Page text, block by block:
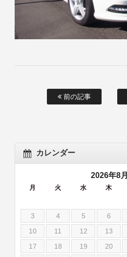
前の記事
カレンダー
2026年8月
月 火 水 木
3
4 5 6
10
11 12 13
17
18 19 20